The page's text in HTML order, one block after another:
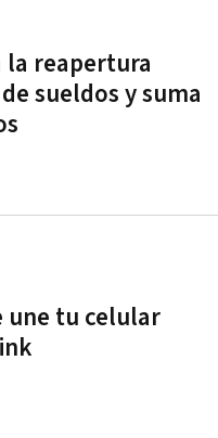
la reapertura
sueldos y suma
une tu celular